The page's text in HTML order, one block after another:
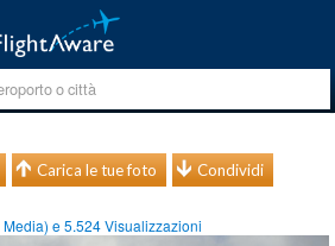
Carica le tue foto Condividi
Media) e5.524Visualizzazioni